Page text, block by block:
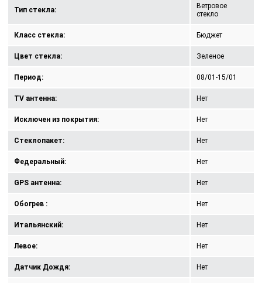
Тип стекла:
Ветровое
стекло
Класс стекла: Бюджет
Цвет стекла: Зеленое
Период: 08/01-15/01
TV антенна: Нет
Исключен из покрытия: Нет
Стеклопакет: Нет
Федеральный: Нет
GPS антенна: Нет
Обогрев : Нет
Итальянский: Нет
Левое: Нет
Датчик Дождя: Нет